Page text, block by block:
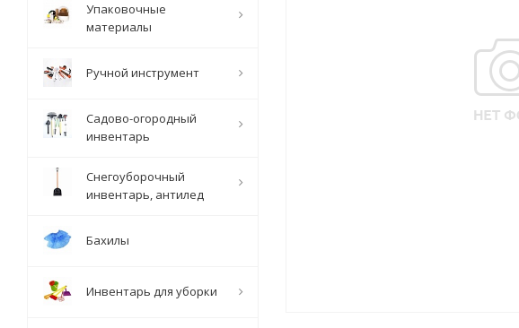
Упаковочные
материалы
Ручной инструмент
Садово-огородный
инвентарь
Снегоуборочный
инвентарь, антилед
Бахилы
Инвентарь для уборки